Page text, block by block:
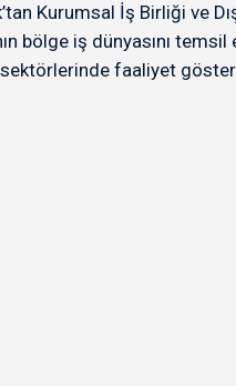
Kurumsal İş Birliği ve
bölge iş dünyasını
faaliyet